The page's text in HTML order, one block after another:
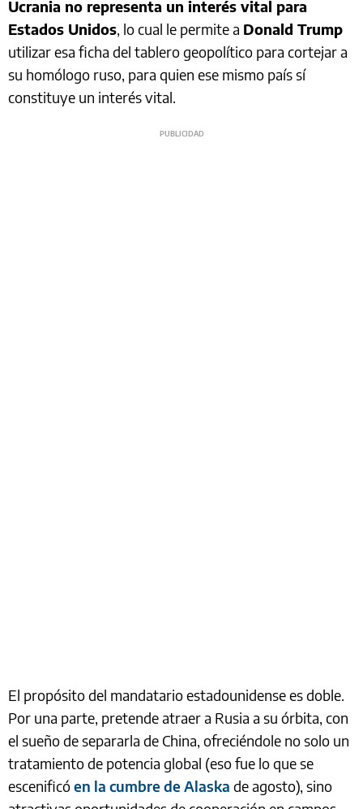
Ucrania no representa un interés vital para
Estados Unidos, lo cual le permite a Donald Trump
utilizar esa ficha del tablero geopolítico para cortejar a
su homólogo ruso, para quien ese mismo país sí
constituye un interés vital.
El propósito del mandatario estadounidense es doble.
Por una parte, pretende atraer a Rusia a su órbita, con
el sueño de separarla de China, ofreciéndole no solo un
tratamiento de potencia global (eso fue lo que se
escenificóen la cumbre de Alaska de agosto), sino